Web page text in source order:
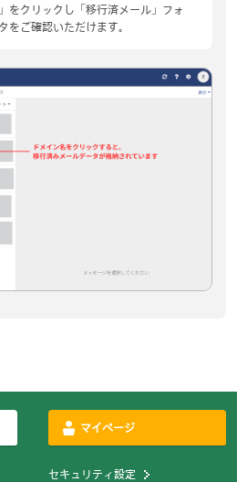
をクリックし「移行済メール」フォ
をご確認いただけます。
マイページ
セキュリティ設定